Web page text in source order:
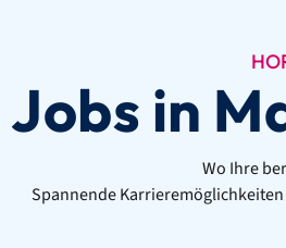
Jobs in
Wo Ihre
Spannende